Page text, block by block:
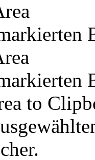
to